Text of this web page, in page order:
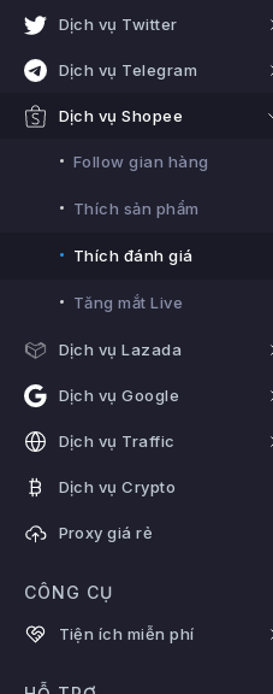
Dịch vụ Twitter
Dịch vụ Telegram
Dịch vụ Shopee
Follow gian hàng
Thích sản phẩm
Thích đánh giá
Tăng mắt Live
Dịch vụ Lazada
Dịch vụ Google
Dịch vụ Traffic
Dịch vụ Crypto
Proxy giá rẻ
CÔNG CỤ
Tiện ích miễn phí